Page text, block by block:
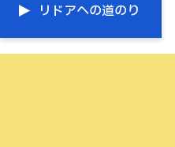
リドアへの道のり